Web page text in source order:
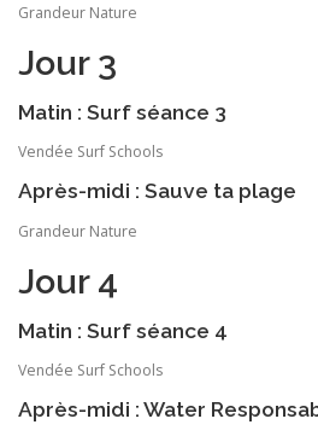
Grandeur Nature
Jour 3
Matin : Surf séance 3
Vendée Surf Schools
Après-midi : Sauve ta plage
Grandeur Nature
Jour 4
Matin : Surf séance 4
Vendée Surf Schools
Après-midi : Water